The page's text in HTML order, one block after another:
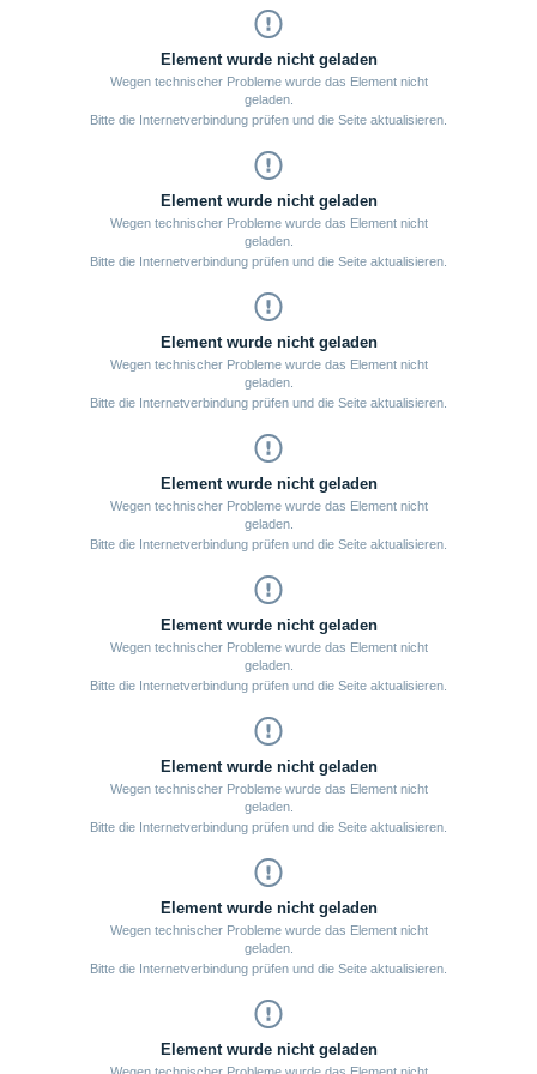
Element wurde nicht geladen
Wegen technischer Probleme wurde das Element nicht
geladen.
Bitte die Internetverbindung prüfen und die Seite aktualisieren.
Element wurde nicht geladen
Wegen technischer Probleme wurde das Element nicht
geladen.
Bitte die Internetverbindung prüfen und die Seite aktualisieren.
Element wurde nicht geladen
Wegen technischer Probleme wurde das Element nicht
geladen.
Bitte die Internetverbindung prüfen und die Seite aktualisieren.
Element wurde nicht geladen
Wegen technischer Probleme wurde das Element nicht
geladen.
Bitte die Internetverbindung prüfen und die Seite aktualisieren.
Element wurde nicht geladen
Wegen technischer Probleme wurde das Element nicht
geladen.
Bitte die Internetverbindung prüfen und die Seite aktualisieren.
Element wurde nicht geladen
Wegen technischer Probleme wurde das Element nicht
geladen.
Bitte die Internetverbindung prüfen und die Seite aktualisieren.
Element wurde nicht geladen
Wegen technischer Probleme wurde das Element nicht
geladen.
Bitte die Internetverbindung prüfen und die Seite aktualisieren.
Element wurde nicht geladen